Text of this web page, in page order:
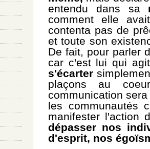
entendu dans sa
comment elle
contenta pas de
et toute son
De fait, pour parler
car c'est lui qui
s'écarter
plaçons au
communication
les communautés
manifester l'action
dépasser nos
d'esprit, nos